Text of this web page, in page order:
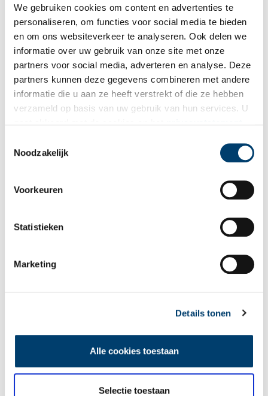
We gebruiken cookies om content en advertenties te
personaliseren, om functies voor social media te bieden
en om ons websiteverkeer te analyseren. Ook delen we
informatie over uw gebruik van onze site met onze
partners voor social media, adverteren en analyse. Deze
partners kunnen deze gegevens combineren met andere
informatie die u aan ze heeft verstrekt of die ze hebben
verzameld op basis van uw gebruik van hun services. U
Noodzakelijk
Voorkeuren
Statistieken
Marketing
Details tonen
Alle cookies toestaan
Selectie toestaan
Bekijk meer video's